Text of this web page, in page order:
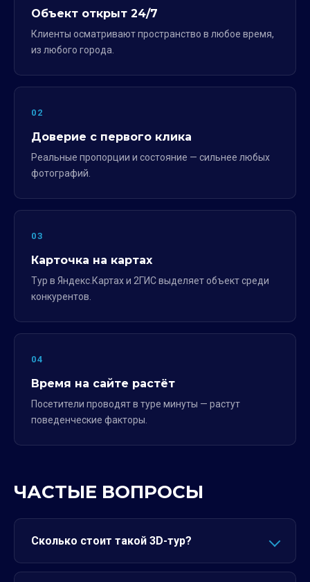
Объект открыт 24/7
Клиенты осматривают пространство в любое время,
из любого города.
02
Доверие с первого клика
Реальные пропорции и состояние — сильнее любых
фотографий.
03
Карточка на картах
Тур в Яндекс.Картах и 2ГИС выделяет объект среди
конкурентов.
04
Время на сайте растёт
Посетители проводят в туре минуты — растут
поведенческие факторы.
ЧАСТЫЕ ВОПРОСЫ
Сколько стоит такой 3D-тур?